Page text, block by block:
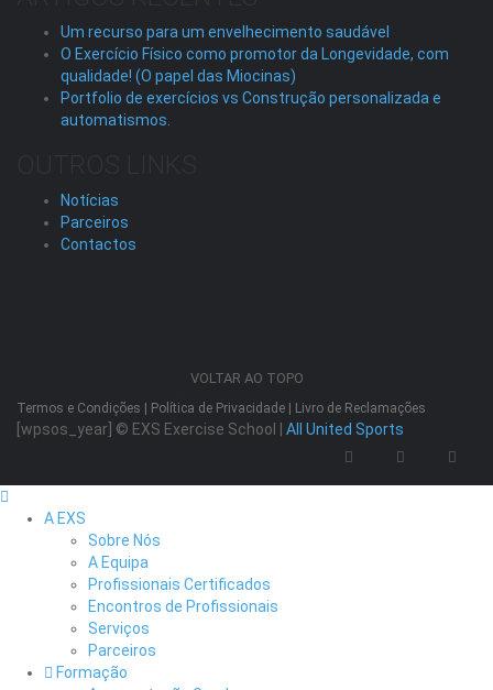
Um recurso para um envelhecimento saudável
O Exercício Físico como promotor da Longevidade, com
qualidade! (O papel das Miocinas)
Portfolio de exercícios vs Construção personalizada e
automatismos.
Notícias
Parceiros
Contactos
VOLTAR AO TOPO
Termos e Condições Política de Privacidade Livro de Reclamações
[wpsos_year] © EXS Exercise School | All United Sports
A EXS
Sobre Nós
A Equipa
Profissionais Certificados
Encontros de Profissionais
Serviços
Parceiros
Formação